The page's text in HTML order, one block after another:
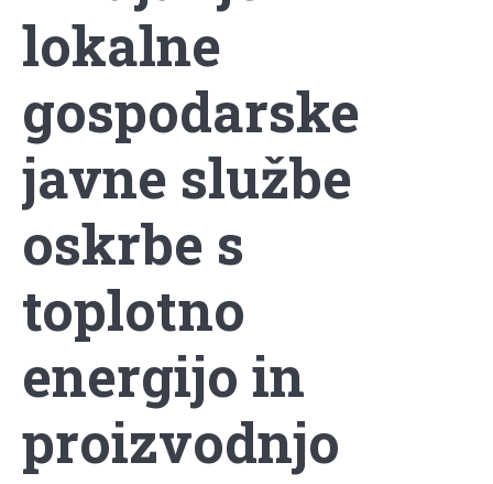
lokalne
gospodarske
javne službe
oskrbe s
toplotno
energijo in
proizvodnjo